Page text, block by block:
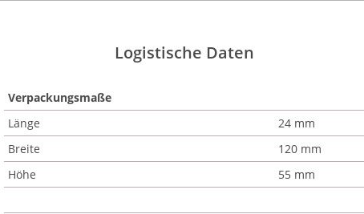
Logistische Daten
Verpackungsmaße
Länge
24 mm
Breite
120 mm
Höhe
55 mm